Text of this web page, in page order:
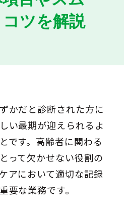
ツを解説
かだと診断された方に
い最期が迎えられるよ
です。高齢者に関わる
って欠かせない役割の
アにおいて適切な記録
要な業務です。